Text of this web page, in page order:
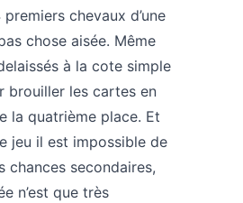
chevaux d’une
chose aisée. Même
à la cote simple
brouiller les cartes en
la quatrième place. Et
jeu il est impossible de
chances secondaires,
n’est que très